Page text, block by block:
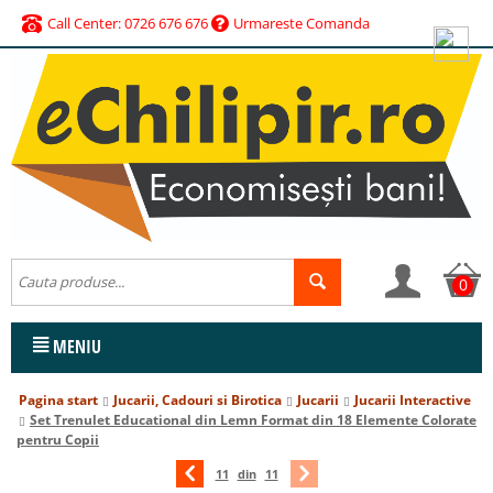
Call Center: 0726 676 676 Urmareste Comanda
0
MENIU
Pagina start Jucarii, Cadouri si Birotica Jucarii
Jucarii Interactive
Set Trenulet Educational din Lemn Format din 18 Elemente Colorate
pentru Copii
11 din 11